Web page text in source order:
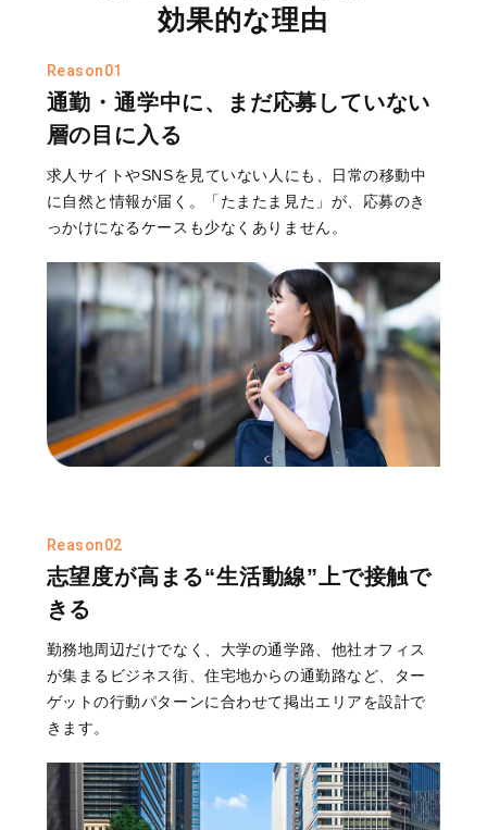
効果的な理由
Reason01
通勤・通学中に、まだ応募していない
層の目に入る
求人サイトやSNSを見ていない人にも、日常の移動中
に自然と情報が届く。「たまたま見た」が、応募のき
っかけになるケースも少なくありません。
Reason02
志望度が高まる“生活動線”上で接触で
きる
勤務地周辺だけでなく、大学の通学路、他社オフィス
が集まるビジネス街、住宅地からの通勤路など、ター
ゲットの行動パターンに合わせて掲出エリアを設計で
きます。